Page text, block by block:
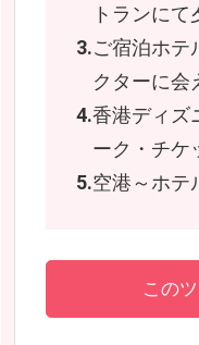
トランにて
ご宿泊ホテ
クターに会
香港ディズ
ーク・チケ
空港～ホテ
この